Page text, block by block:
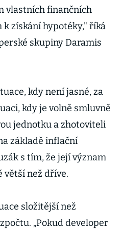
vlastních finančních
získání hypotéky," říká
skupiny Daramis
kdy není jasné, za
kdy je volně smluvně
jednotku a zhotoviteli
základě inflační
s tím, že její význam
větší než dříve.
složitější než
„Pokud developer